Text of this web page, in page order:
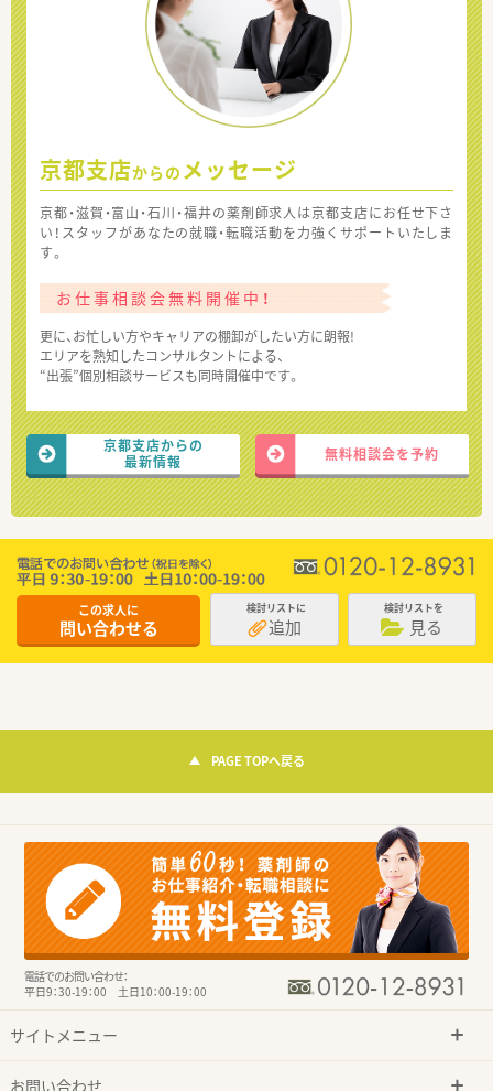
京都支店からの メッセージ
京都・滋賀・富山・石川・福井の薬剤師求人は京都支店にお任せ下さ
い！スタッフがあなたの就職・転職活動を力強くサポートいたしま
す。
お仕事相談会無料開催中！
更に、お忙しい方やキャリアの棚卸がしたい方に朗報!
エリアを熟知したコンサルタントによる、
“出張”個別相談サービスも同時開催中です。
京都支店からの
最新情報
無料相談会を予約
この求人に
問い合わせる
検討リストに
追加
検討リストを
見る
PAGE TOPへ戻る
電話でのお問い合わせ：
平日9：30-19：00 土日10：00-19：00
サイトメニュー
お問い合わせ